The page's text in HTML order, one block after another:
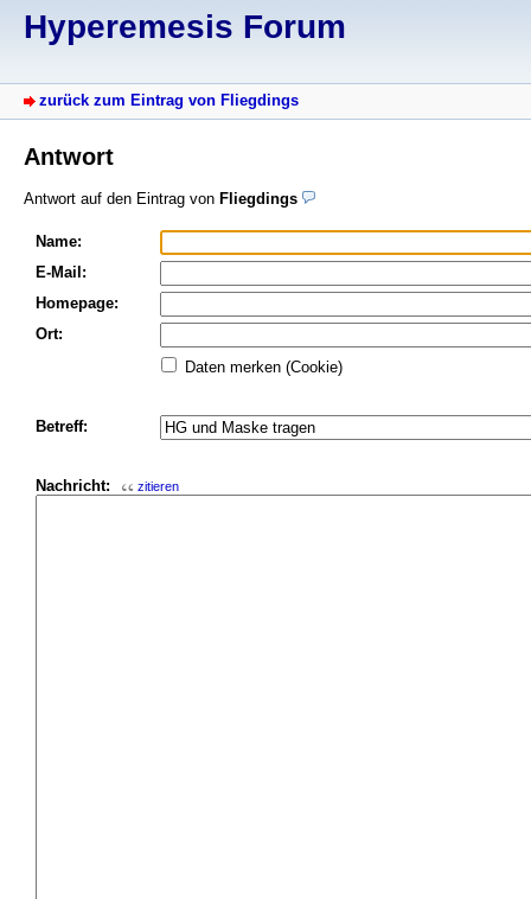
Hyperemesis Forum
zurück zum Eintrag von Fliegdings
Antwort
Antwort auf den Eintrag von Fliegdings
Name:
E-Mail:
Homepage:
Ort:
Daten merken (Cookie)
Betreff:
Nachricht: zitieren